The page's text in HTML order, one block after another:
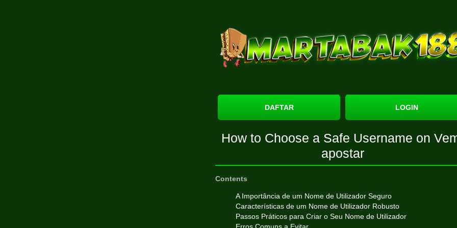
DAFTAR LOGIN
How to Choose a Safe Username on
apostar
Contents
A Importância de um Nome de Utilizador Seguro
Características de um Nome de Utilizador Robusto
Passos Práticos para Criar o Seu Nome de Utilizador